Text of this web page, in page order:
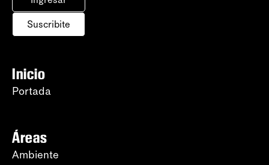
Suscribite
Inicio
Portada
Áreas
Ambiente